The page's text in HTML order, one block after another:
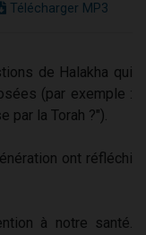
Télécharger MP3
de Halakha qui
(par exemple :
par la Torah ?").
ont réfléchi
à notre santé.